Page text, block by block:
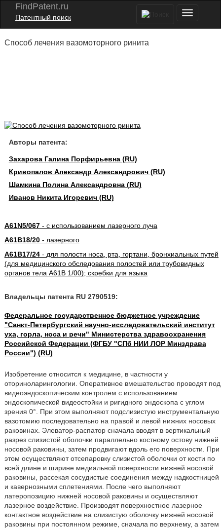
FindPatent.ru
Патентный поиск
Способ лечения вазомоторного ринита
Авторы патента:
Захарова Галина Порфирьевна (RU)
Кривопалов Александр Александрович (RU)
Шамкина Полина Александровна (RU)
Иванов Никита Игоревич (RU)
A61N5/067- с использованием лазерного луча
A61B18/20- лазерного
A61B17/24- для полости носа, рта, гортани, бронхиальных путей
(для медицинского обследования полостей или трубовидных
органов тела A61B 1/00); скребки для языка
Владельцы патента RU 2790519:
Федеральное государственное бюджетное учреждение
"Санкт-Петербургский научно-исследовательский институт
уха, горла, носа и речи" Министерства здравоохранения
Российской Федерации (ФГБУ "СПб НИИ ЛОР Минздрава
России") (RU)
Изобретение относится к медицине, в частности у
оториноларингологии. Оперативное вмешательство проводят под
видеоэндоскопическим контролем с использованием
эндоскопической видеостойки и ригидного эндоскопа с углом
зрения 0°. При этом выполняют подслизистую инструментальную
вазотомию последовательно на правой и левой нижних носовых
раковинах. Элеватор-распатор сначала вводят в вертикальный
разрез слизистой оболочки параллельно костному остову нижней
носовой раковины, затем продвигают вдоль его поверхности. При
этом осуществляют отсепаровку слизистой оболочки от кости по
всей длине и ширине медиальной поверхности нижней носовой
раковины, рассекая сосудистые соединения между надкостницей
и кавернозными сплетениями. После чего выполняют
латеропозицию нижней носовой раковины и осуществляют
лазерное воздействие. Производят поверхностное лазерное
контактное воздействие на слизистую оболочку нижней носовой
раковины при постоянном режиме, сначала по верхнему, а затем